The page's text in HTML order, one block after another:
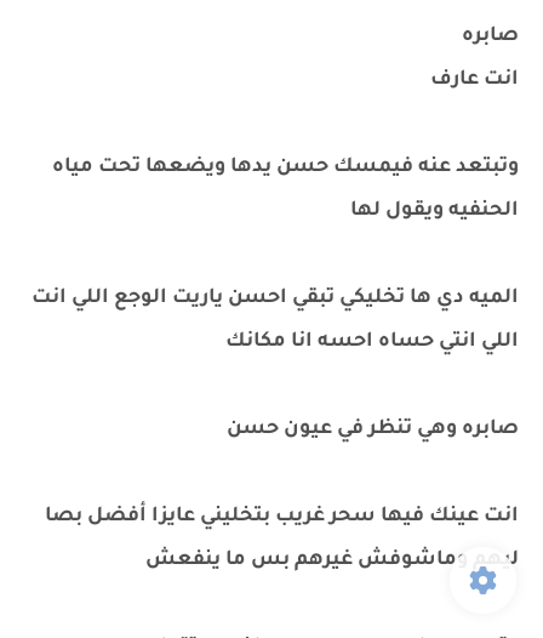
صابره
انت عارف
وتبتعد عنه فيمسك حسن يدها ويضعها تحت مياه
الحنفيه ويقول لها
الميه دي ها تخليكي تبقي احسن ياريت الوجع اللي انت
اللي انتي حساه احسه انا مكانك
صابره وهي تنظر في عيون حسن
انت عينك فيها سحر غريب بتخليني عايزا أفضل بصا
ليهم وماشوفش غيرهم بس ما ينفعش